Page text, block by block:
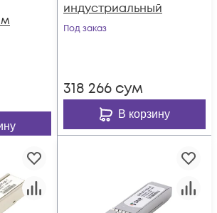
индустриальный
Под заказ
318 266 сум
В корзину